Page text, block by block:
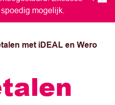
mogelijk.
met iDEAL en Wero